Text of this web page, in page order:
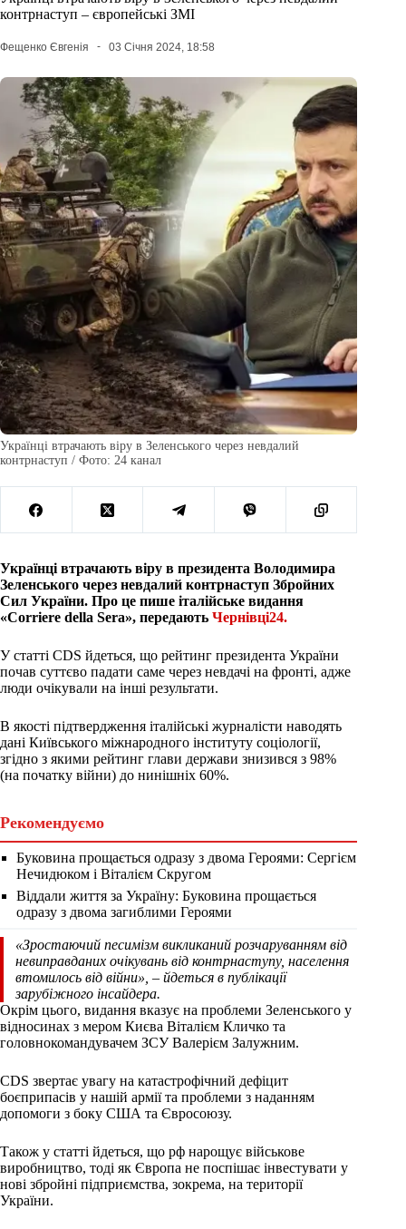
контрнаступ – європейські ЗМІ
Фещенко Євгенія 03 Січня 2024, 18:58
Українці втрачають віру в Зеленського через невдалий
контрнаступ / Фото: 24 канал
Українці втрачають віру в президента Володимира
Зеленського через невдалий контрнаступ Збройних
Сил України. Про це пише італійське видання
«Corriere della Sera», передають Чернівці24.
У статті CDS йдеться, що рейтинг президента України
почав суттєво падати саме через невдачі на фронті, адже
люди очікували на інші результати.
В якості підтвердження італійські журналісти наводять
дані Київського міжнародного інституту соціології,
згідно з якими рейтинг глави держави знизився з 98%
(на початку війни) до нинішніх 60%.
Рекомендуємо
Буковина прощається одразу з двома Героями: Сергієм
Нечидюком і Віталієм Скругом
Віддали життя за Україну: Буковина прощається
одразу з двома загиблими Героями
«Зростаючий песимізм викликаний розчаруванням від
невиправданих очікувань від контрнаступу, населення
втомилось від війни», – йдеться в публікації
зарубіжного інсайдера.
Окрім цього, видання вказує на проблеми Зеленського у
відносинах з мером Києва Віталієм Кличко та
головнокомандувачем ЗСУ Валерієм Залужним.
CDS звертає увагу на катастрофічний дефіцит
боєприпасів у нашій армії та проблеми з наданням
допомоги з боку США та Євросоюзу.
Також у статті йдеться, що рф нарощує військове
виробництво, тоді як Європа не поспішає інвестувати у
нові збройні підприємства, зокрема, на території
України.